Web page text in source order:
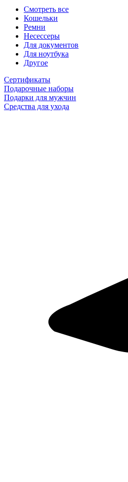
Смотреть все
Кошельки
Ремни
Несессеры
Для документов
Для ноутбука
Другое
Сертификаты
Подарочные наборы
Подарки для мужчин
Средства для ухода